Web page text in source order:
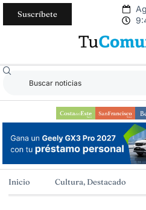
Suscríbete
Inicio Cultura, Destacado